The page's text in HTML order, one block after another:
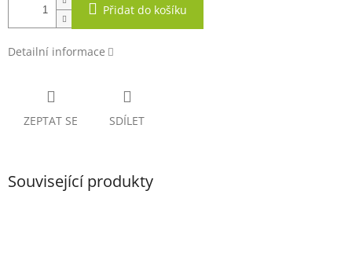
Přidat do košíku
Detailní informace
ZEPTAT SE SDÍLET
Související produkty